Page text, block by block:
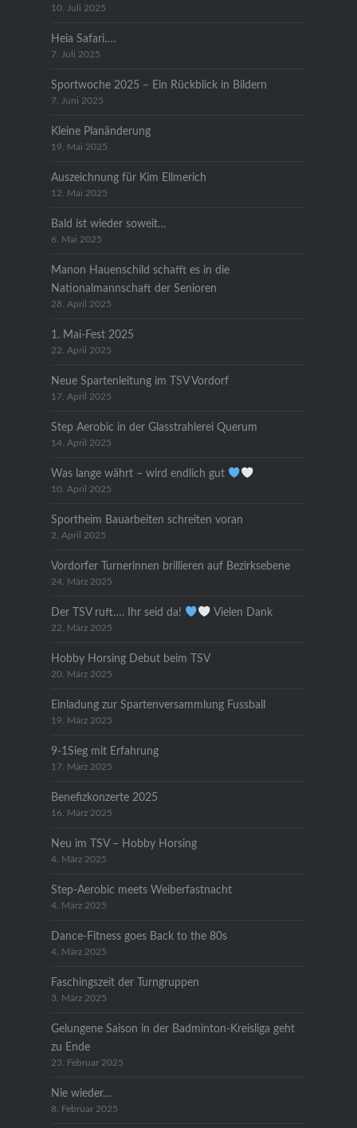
10. Juli 2025
Heia Safari….
7. Juli 2025
Sportwoche 2025 – Ein Rückblick in Bildern
7. Juni 2025
Kleine Planänderung
19. Mai 2025
Auszeichnung für Kim Ellmerich
12. Mai 2025
Bald ist wieder soweit…
6. Mai 2025
Manon Hauenschild schafft es in die
Nationalmannschaft der Senioren
28. April 2025
1. Mai-Fest 2025
22. April 2025
Neue Spartenleitung im TSV Vordorf
17. April 2025
Step Aerobic in der Glasstrahlerei Querum
14. April 2025
Was lange währt – wird endlich gut
10. April 2025
Sportheim Bauarbeiten schreiten voran
2. April 2025
Vordorfer Turnerinnen brillieren auf Bezirksebene
24. März 2025
Der TSV ruft…. Ihr seid da! Vielen Dank
22. März 2025
Hobby Horsing Debut beim TSV
20. März 2025
Einladung zur Spartenversammlung Fussball
19. März 2025
9-1Sieg mit Erfahrung
17. März 2025
Benefizkonzerte 2025
16. März 2025
Neu im TSV – Hobby Horsing
4. März 2025
Step-Aerobic meets Weiberfastnacht
4. März 2025
Dance-Fitness goes Back to the 80s
4. März 2025
Faschingszeit der Turngruppen
3. März 2025
Gelungene Saison in der Badminton-Kreisliga geht
zu Ende
23. Februar 2025
Nie wieder…
8. Februar 2025